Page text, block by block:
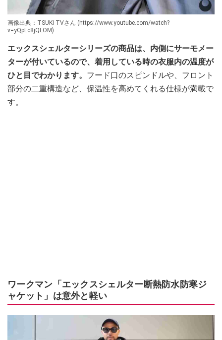
画像出典：TSUKI TVさん (https://www.youtube.com/watch?
v=yQpLc8jQLOM)
エックスシェルターシリーズの商品は、内側にサーモメー
ターが付いているので、着用している時の衣服内の温度が
ひと目でわかります。 フード口のスピンドルや、フロント
部分の二重構造など、保温性を高めてくれる仕様が満載で
す。
ワークマン「エックスシェルター断熱防水防寒ジ
ャケット」は意外と軽い